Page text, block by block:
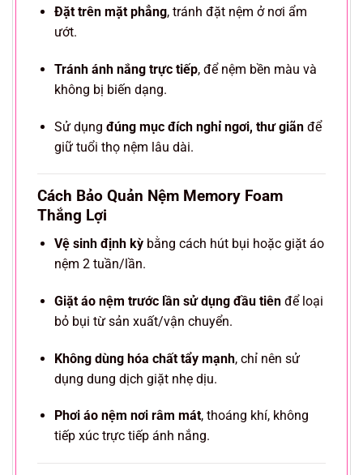
Đặt trên mặt phẳng, tránh đặt nệm ở nơi ẩm
ướt.
Tránh ánh nắng trực tiếp, để nệm bền màu và
không bị biến dạng.
Sử dụng đúng mục đích nghỉ ngơi, thư giãnđể
giữ tuổi thọ nệm lâu dài.
Cách Bảo Quản Nệm Memory Foam
Thắng Lợi
Vệ sinh định kỳbằng cách hút bụi hoặc giặt áo
nệm 2 tuần/lần.
Giặt áo nệm trước lần sử dụng đầu tiênđể loại
bỏ bụi từ sản xuất/vận chuyển.
Không dùng hóa chất tẩy mạnh, chỉ nên sử
dụng dung dịch giặt nhẹ dịu.
Phơi áo nệm nơi râm mát, thoáng khí, không
tiếp xúc trực tiếp ánh nắng.